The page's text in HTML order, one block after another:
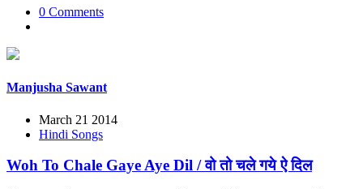
0 Comments
Manjusha Sawant
March 21 2014
Hindi Songs
Woh To Chale Gaye Aye Dil / वो तो चले गये ऐ दिल